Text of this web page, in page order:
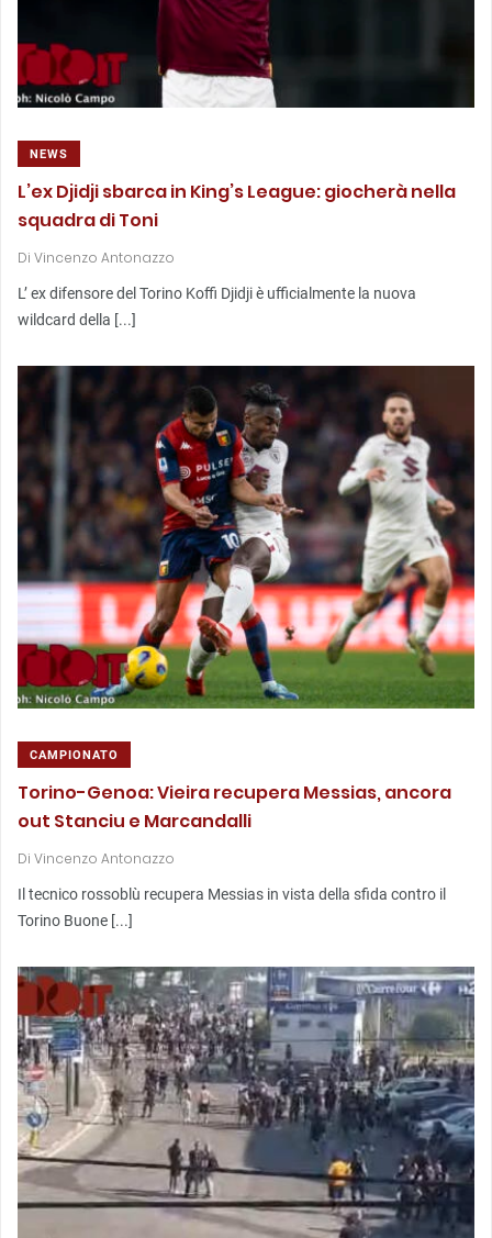
NEWS
L’ex Djidji sbarca in King’s League: giocherà nella
squadra di Toni
Di Vincenzo Antonazzo
L’ ex difensore del Torino Koffi Djidji è ufficialmente la nuova
wildcard della [...]
CAMPIONATO
Torino-Genoa: Vieira recupera Messias, ancora
out Stanciu e Marcandalli
Di Vincenzo Antonazzo
Il tecnico rossoblù recupera Messias in vista della sfida contro il
Torino Buone [...]